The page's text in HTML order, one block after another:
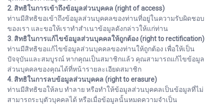
2. สิทธิในการเข้าถึงข้อมูลส่วนบุคคล (right of access)
ท่านมีสิทธิขอเข้าถึงข้อมูลส่วนบุคคลของท่านที่อยู่ในความรับผิดชอบ
ของเรา และขอให้เราทำสำเนาข้อมูลดังกล่าวให้แก่ท่าน
3. สิทธิในการแก้ไขข้อมูลส่วนบุคคลให้ถูกต้อง (right to rectification)
ท่านมีสิทธิขอแก้ไขข้อมูลส่วนบุคคลของท่านให้ถูกต้อง เพื่อให้เป็น
ปัจจุบันและสมบูรณ์ หากคุณเป็นสมาชิกแล้ว คุณสามารถแก้ไขข้อมูล
ส่วนบุคคลของคุณได้ที่หน้ารายละเอียดสมาชิก
4. สิทธิในการลบข้อมูลส่วนบุคคล (right to erasure)
ท่านมีสิทธิขอให้ลบ ทำลาย หรือทำให้ข้อมูลส่วนบุคคลเป็นข้อมูลที่ไม่
สามารถระบุตัวบุคคลได้ หรือเมื่อข้อมูลนั้นหมดความจำเป็น